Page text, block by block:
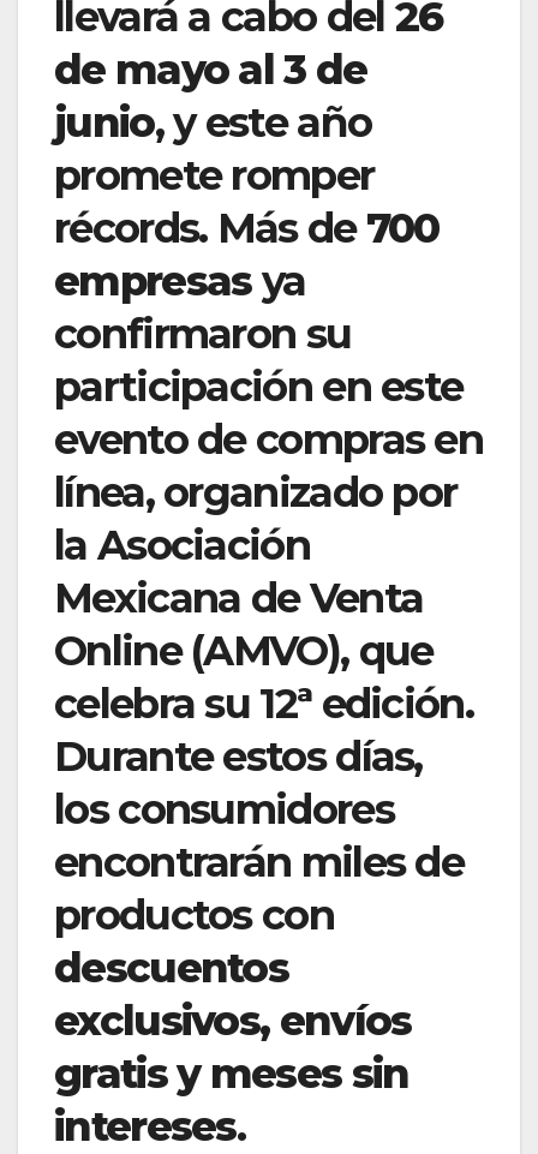
llevará a cabo del 26
de mayo al 3 de
junio, y este año
promete romper
récords. Más de700
empresasya
confirmaron su
participación en este
evento de compras en
línea, organizado por
la Asociación
Mexicana de Venta
Online (AMVO), que
celebra su 12ª edición.
Durante estos días,
los consumidores
encontrarán miles de
productos con
descuentos
exclusivos, envíos
gratis y meses sin
intereses.